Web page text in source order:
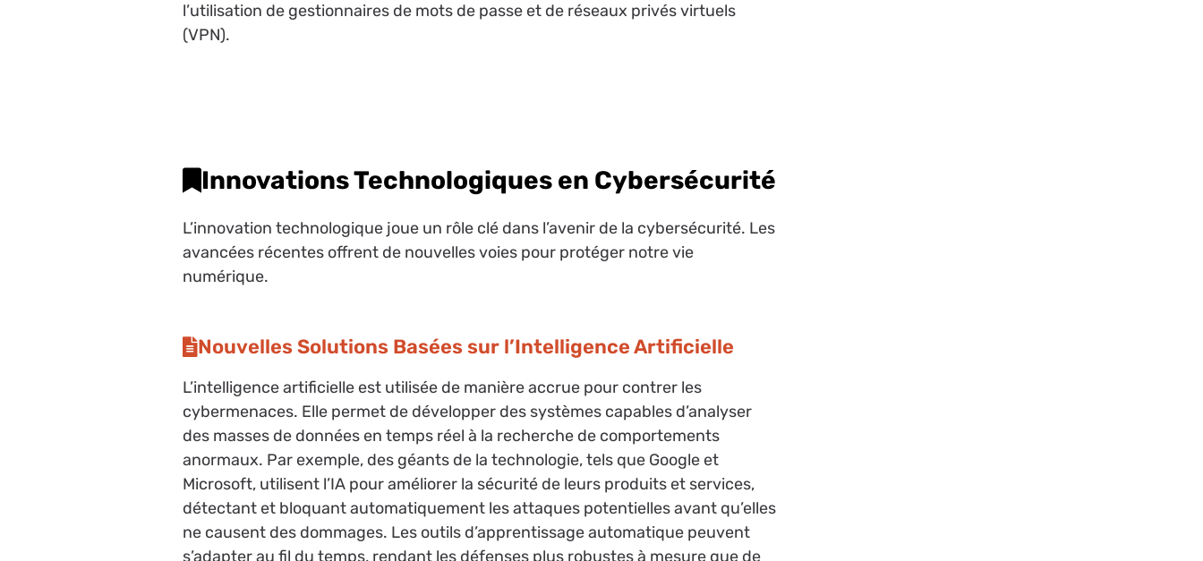
l’utilisation de gestionnaires de mots de passe et de réseaux privés virtuels
(VPN).
Innovations Technologiques en Cybersécurité
L’innovation technologique joue un rôle clé dans l’avenir de la cybersécurité. Les
avancées récentes offrent de nouvelles voies pour protéger notre vie
numérique.
Nouvelles Solutions Basées sur l’Intelligence Artificielle
L’intelligence artificielle est utilisée de manière accrue pour contrer les
cybermenaces. Elle permet de développer des systèmes capables d’analyser
des masses de données en temps réel à la recherche de comportements
anormaux. Par exemple, des géants de la technologie, tels que Google et
Microsoft, utilisent l’IA pour améliorer la sécurité de leurs produits et services,
détectant et bloquant automatiquement les attaques potentielles avant qu’elles
ne causent des dommages. Les outils d’apprentissage automatique peuvent
s’adapter au fil du temps, rendant les défenses plus robustes à mesure que de